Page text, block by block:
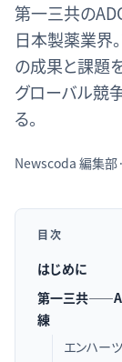
第一三共の
日本製薬業界
の成果と課題
グローバル競
る。
Newscoda 編集部·
目次
はじめに
第一三共
練
エンハー